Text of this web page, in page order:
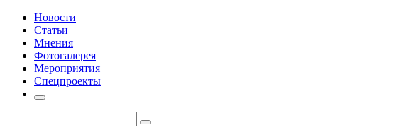
Новости
Статьи
Мнения
Фотогалерея
Мероприятия
Спецпроекты